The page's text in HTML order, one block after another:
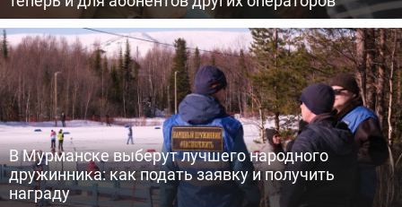
В Мурманске выберут лучшего народного
дружинника: как подать заявку и получить
награду